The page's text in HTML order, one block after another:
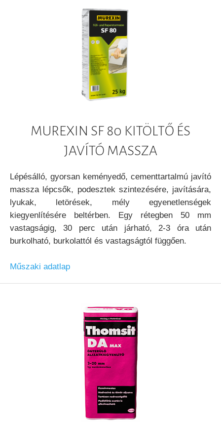
MUREXIN SF 80 KITÖLTŐ ÉS
JAVÍTÓ MASSZA
Lépésálló, gyorsan keményedő, cementtartalmú javító
massza lépcsők, podesztek szintezésére, javítására,
lyukak, letörések, mély egyenetlenségek
kiegyenlítésére beltérben. Egy rétegben 50 mm
vastagságig, 30 perc után járható, 2-3 óra után
burkolható, burkolattól és vastagságtól függően.
Műszaki adatlap